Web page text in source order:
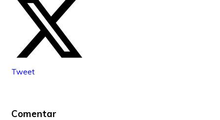
Tweet
Comentar